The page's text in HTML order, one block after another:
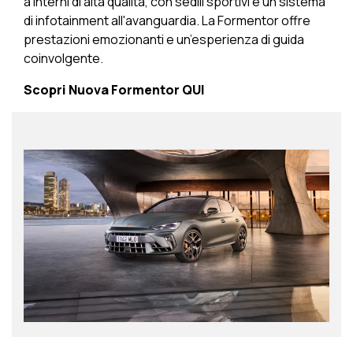
di infotainment all'avanguardia. La Formentor offre
prestazioni emozionanti e un’esperienza di guida
coinvolgente.
Scopri Nuova Formentor QUI